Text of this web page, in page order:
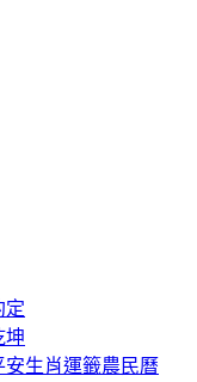
定
坤
安生肖運籤農民曆